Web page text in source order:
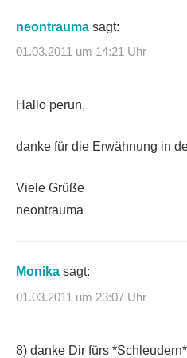
neontrauma sagt:
01.03.2011 um 14:21 Uhr
Hallo perun,
danke für die Erwähnung in
Viele Grüße
neontrauma
Monika sagt:
01.03.2011 um 23:07 Uhr
8) danke Dir fürs *Schleudern*